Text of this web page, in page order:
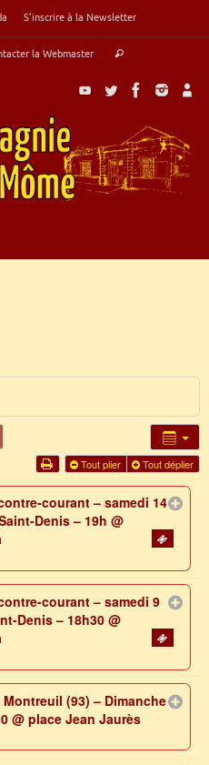
S’inscrire à la Newsletter
la Webmaster Rechercher
Tout plier Tout déplier
courant – samedi 14
Denis – 19h@
courant – samedi 9
Denis – 18h30@
(93) – Dimanche
@ place Jean Jaurès